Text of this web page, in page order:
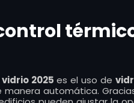
2025 es el uso de
automática.